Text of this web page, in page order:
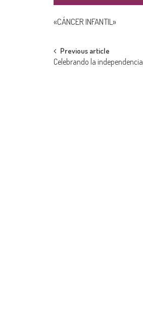
«CÁNCER INFANTIL»
Post
Previous article
Celebrando la independencia